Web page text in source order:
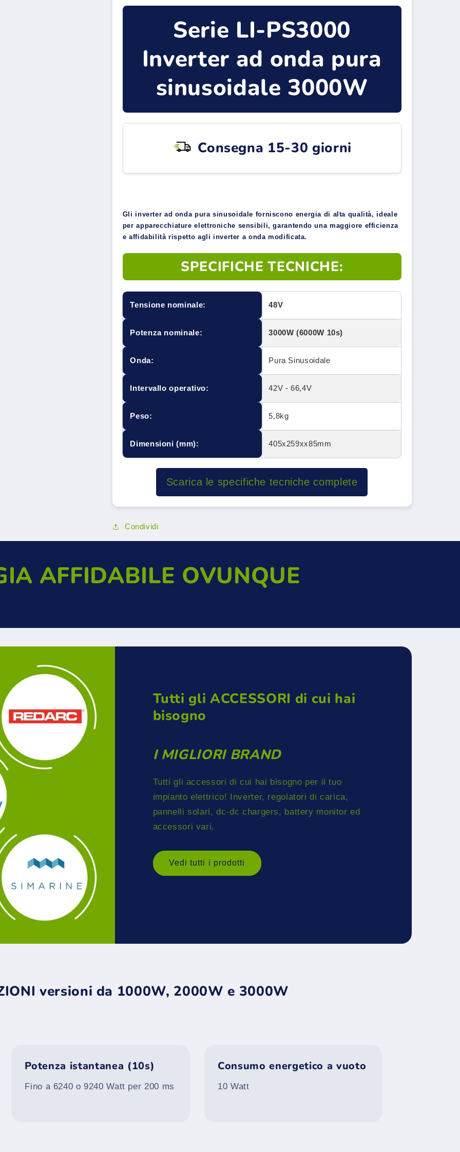
Serie LI-PS3000
Inverter ad onda pura
sinusoidale 3000W
Consegna 15-30 giorni
Gli inverter ad onda pura sinusoidale forniscono energia di alta qualità, ideale
per apparecchiature elettroniche sensibili, garantendo una maggiore efficienza
e affidabilità rispetto agli inverter a onda modificata.
SPECIFICHE TECNICHE:
Tensione nominale: 48V
Potenza nominale: 3000W (6000W 10s)
Onda: Pura Sinusoidale
Intervallo operativo: 42V - 66,4V
Peso: 5,8kg
Dimensioni (mm): 405x259xx85mm
Scarica le specifiche tecniche complete
Condividi
AFFIDABILE OVUNQUE
Tutti gli ACCESSORI di cui hai
bisogno
I MIGLIORI BRAND
Tutti gli accessori di cui hai bisogno per il tuo
impianto elettrico! Inverter, regolatori di carica,
pannelli solari, dc-dc chargers, battery monitor ed
accessori vari.
Vedi tutti i prodotti
versioni da 1000W, 2000W e 3000W
Potenza istantanea (10s)
Fino a 6240 o 9240 Watt per 200 ms
Consumo energetico a vuoto
10 Watt